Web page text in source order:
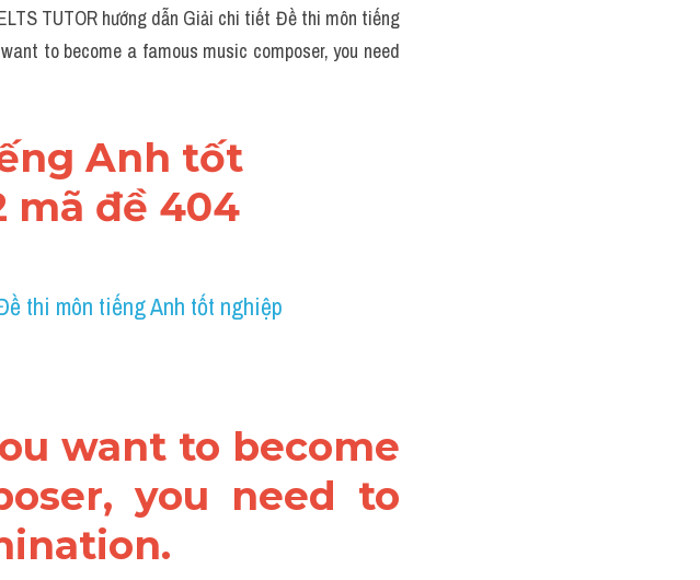
TUTOR hướng dẫn Giải chi tiết Đề thi môn tiếng
to become a famous music composer, you need
Anh tốt
mã đề 404
thi môn tiếng Anh tốt nghiệp
want to become
you need to